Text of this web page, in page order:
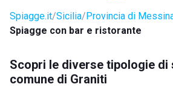
Spiagge.it Sicilia Provincia di
Spiagge con bar e ristorante
Scopri le diverse tipologie di
comune di Graniti